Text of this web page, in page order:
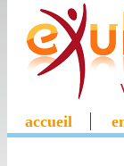
accueil